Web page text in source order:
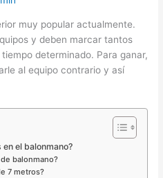
muy popular actualmente.
y deben marcar tantos
determinado. Para ganar,
al equipo contrario y así
el balonmano?
balonmano?
7 metros?